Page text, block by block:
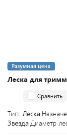
Леска для
Разумная цена
Сравнить
Тип: Леска
ЗвездаДиаметр